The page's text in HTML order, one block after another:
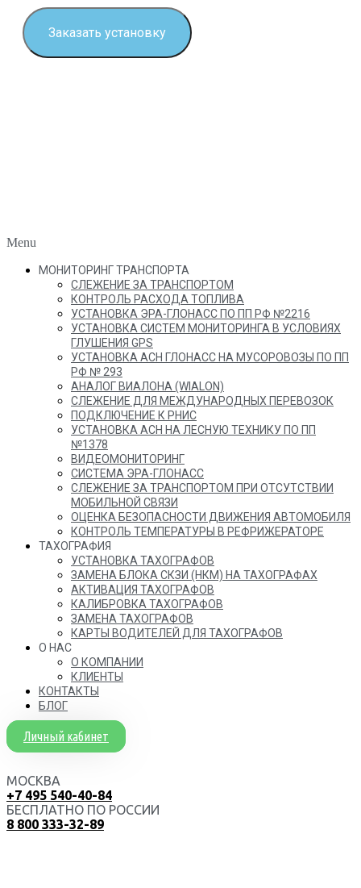
Заказать установку
Menu
МОНИТОРИНГ ТРАНСПОРТА
СЛЕЖЕНИЕ ЗА ТРАНСПОРТОМ
КОНТРОЛЬ РАСХОДА ТОПЛИВА
УСТАНОВКА ЭРА-ГЛОНАСС ПО ПП РФ №2216
УСТАНОВКА СИСТЕМ МОНИТОРИНГА В УСЛОВИЯХ
ГЛУШЕНИЯ GPS
УСТАНОВКА АСН ГЛОНАСС НА МУСОРОВОЗЫ ПО ПП
РФ № 293
АНАЛОГ ВИАЛОНА (WIALON)
СЛЕЖЕНИЕ ДЛЯ МЕЖДУНАРОДНЫХ ПЕРЕВОЗОК
ПОДКЛЮЧЕНИЕ К РНИС
УСТАНОВКА АСН НА ЛЕСНУЮ ТЕХНИКУ ПО ПП
№1378
ВИДЕОМОНИТОРИНГ
СИСТЕМА ЭРА-ГЛОНАСС
СЛЕЖЕНИЕ ЗА ТРАНСПОРТОМ ПРИ ОТСУТСТВИИ
МОБИЛЬНОЙ СВЯЗИ
ОЦЕНКА БЕЗОПАСНОСТИ ДВИЖЕНИЯ АВТОМОБИЛЯ
КОНТРОЛЬ ТЕМПЕРАТУРЫ В РЕФРИЖЕРАТОРЕ
ТАХОГРАФИЯ
УСТАНОВКА ТАХОГРАФОВ
ЗАМЕНА БЛОКА СКЗИ (НКМ) НА ТАХОГРАФАХ
АКТИВАЦИЯ ТАХОГРАФОВ
КАЛИБРОВКА ТАХОГРАФОВ
ЗАМЕНА ТАХОГРАФОВ
КАРТЫ ВОДИТЕЛЕЙ ДЛЯ ТАХОГРАФОВ
О НАС
О КОМПАНИИ
КЛИЕНТЫ
КОНТАКТЫ
БЛОГ
Личный кабинет
МОСКВА
+7 495 540-40-84
БЕСПЛАТНО ПО РОССИИ
8 800 333-32-89